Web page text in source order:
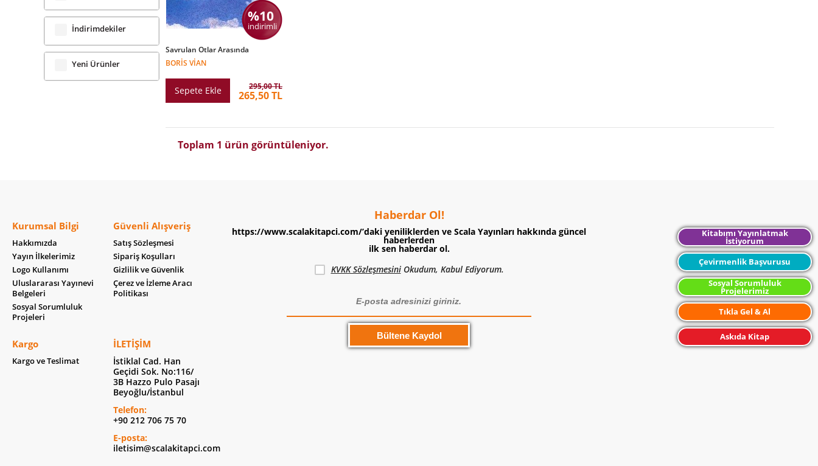
İndirimdekiler
Yeni Ürünler
%10
indirimli
Savrulan Otlar Arasında
BORIS VIAN
Sepete Ekle 295,00 TL
265,50 TL
Toplam 1 ürün görüntüleniyor.
Kurumsal Bilgi
Hakkımızda
Yayın İlkelerimiz
Logo Kullanımı
Uluslararası Yayınevi
Belgeleri
Sosyal Sorumluluk
Projeleri
Güvenli Alışveriş
Satış Sözleşmesi
Sipariş Koşulları
Gizlilik ve Güvenlik
Çerez ve İzleme Aracı
Politikası
Kargo
Kargo ve Teslimat
İLETIŞIM
İstiklal Cad. Han
Geçidi Sok. No:116/
3B Hazzo Pulo Pasajı
Beyoğlu/İstanbul
Telefon:
+90 212 706 75 70
E-posta:
iletisim@scalakitapci.com
Haberdar Ol!
https://www.scalakitapci.com/’daki yeniliklerden ve Scala Yayınları hakkında güncel
haberlerden
ilk sen haberdar ol.
KVKK SözleşmesiniOkudum, Kabul Ediyorum.
Kitabımı Yayınlatmak
İstiyorum
Çevirmenlik Başvurusu
Sosyal Sorumluluk
Projelerimiz
Tıkla Gel & Al
Askıda Kitap